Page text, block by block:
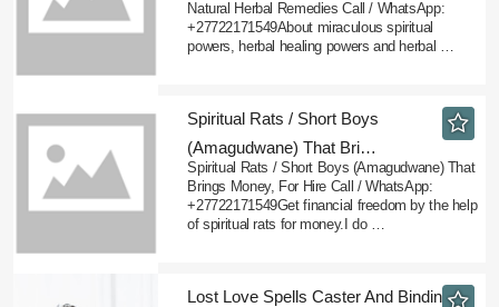
Natural Herbal Remedies Call / WhatsApp:
+27722171549About miraculous spiritual
powers, herbal healing powers and herbal …
​Spiritual Rats / Short Boys
(Amagudwane) That Bri…
Spiritual Rats / Short Boys (Amagudwane) That
Brings Money, For Hire Call / WhatsApp:
+27722171549Get financial freedom by the help
of spiritual rats for money.I do …
​Lost Love Spells Caster And Binding